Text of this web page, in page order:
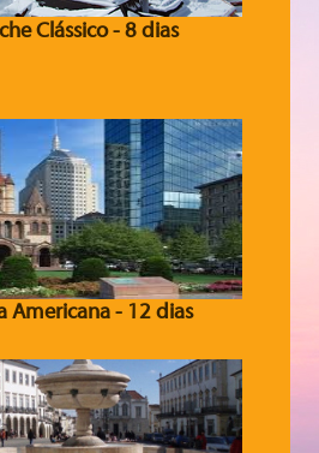
Clássico - 8 dias
Americana - 12 dias